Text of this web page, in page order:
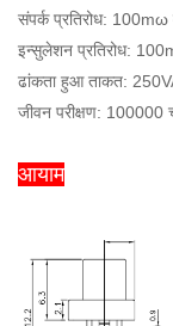
संपर्क प्रतिरोध:
इन्सुलेशन प्रतिरोध:
ढांकता हुआ ताकत:
जीवन परीक्षण: 100000
आयाम